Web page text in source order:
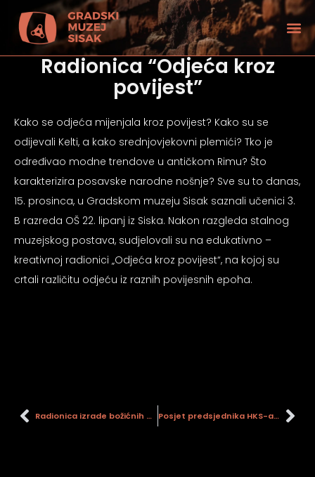
Radionica “Odjeća kroz
povijest”
Kako se odjeća mijenjala kroz povijest? Kako su se
odijevali Kelti, a kako srednjovjekovni plemići? Tko je
određivao modne trendove u antičkom Rimu? Što
karakterizira posavske narodne nošnje? Sve su to danas,
15. prosinca, u Gradskom muzeju Sisak saznali učenici 3.
B razreda OŠ 22. lipanj iz Siska. Nakon razgleda stalnog
muzejskog postava, sudjelovali su na edukativno –
kreativnoj radionici „Odjeća kroz povijest“, na kojoj su
crtali različitu odjeću iz raznih povijesnih epoha.
Radionica izrade božićnih ukrasa Posjet predsjednika HKS-a, Stojka Vrankovića, Gradskom muzeju Sisak
vida